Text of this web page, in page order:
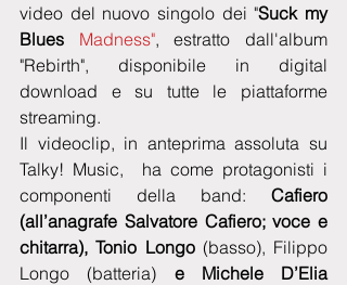
video del nuovo singolo dei "Suck my
Blues Madness", estratto dall'album
"Rebirth", disponibile in digital
download e su tutte le piattaforme
streaming.
Il videoclip, in anteprima assoluta su
Talky! Music,  ha come protagonisti i
componenti della band: Cafiero
(all’anagrafe Salvatore Cafiero; voce e
chitarra), Tonio Longo (basso), Filippo
Longo (batteria) e Michele D’Elia